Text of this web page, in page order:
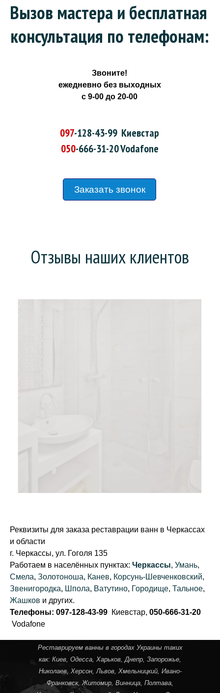
Вызов мастера и бесплатная
консультация по телефонам:
Звоните!
ежедневно без выходных
с 9-00 до 20-00
097-128-43-99 Киевстар
050-666-31-20Vodafone
Заказать звонок
Отзывы наших клиентов
про все: зачистку, заливку и высыхание ушел день.
Реквизиты для заказа реставрации ванн в Черкассах
и области
г. Черкассы, ул. Гоголя 135
Работаем в населённых пунктах: Черкассы, Умань,
Смела, Золотоноша, Канев, Корсунь-Шевченковский,
Звенигородка, Шпола, Ватутино, Городище, Тальное,
Жашков и других.
Телефоны: 097-128-43-99 Киевстар, 050-666-31-20
Vodafone
Реставрируем ванны в городах Украины таких
как: Киев, Одесса, Харьков,Днепр, Запорожье,
Николаев, Херсон,Львов, Хмельницкий, Ивано-
Франковск,Житомир, Винница, Полтава,